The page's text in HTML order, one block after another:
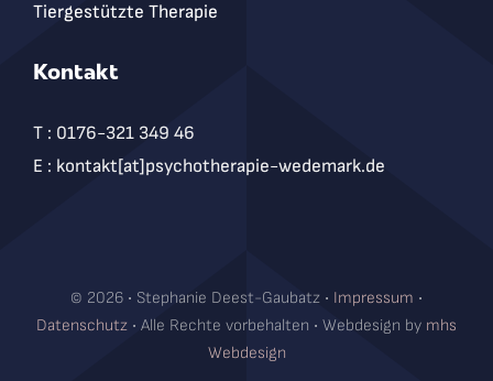
Tiergestützte Therapie
Kontakt
T : 0176-321 349 46
E : kontakt[at]psychotherapie-wedemark.de
© 2026 • Stephanie Deest-Gaubatz • Impressum •
Datenschutz • Alle Rechte vorbehalten • Webdesign by mhs
Webdesign